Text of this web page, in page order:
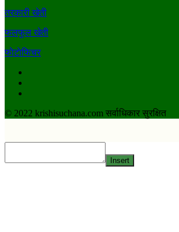
तरकारी खेती
फलफुल खेती
फाेटाेफिचर
© 2022 krishisuchana.com सर्वाधिकार सुरक्षित
Insert